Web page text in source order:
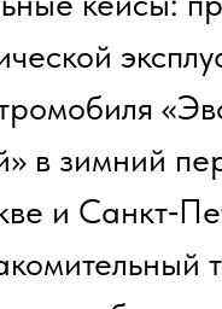
перехода
марки
на содержании
при покупке